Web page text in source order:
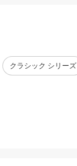
クラシック シリーズ